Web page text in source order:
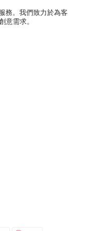
務。我們致力於為客
意需求。